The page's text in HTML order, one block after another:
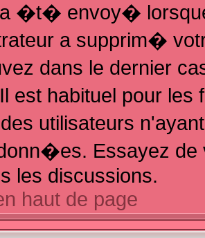
a �t� envoy�
a supprim�
dans le dernier
est habituel pour les
utilisateurs
Essayez de
les discussions.
haut de page